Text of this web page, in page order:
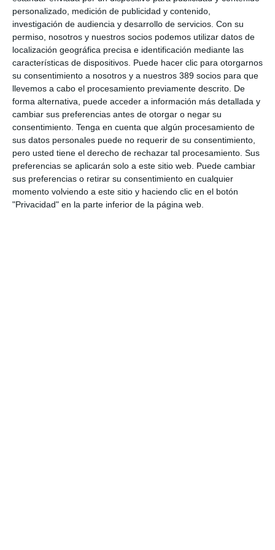
personalizado, medición de publicidad y contenido,
investigación de audiencia y desarrollo de servicios. Con su
permiso, nosotros y nuestros socios podemos utilizar datos de
localización geográfica precisa e identificación mediante las
características de dispositivos. Puede hacer clic para otorgarnos
su consentimiento a nosotros y a nuestros 389 socios para que
llevemos a cabo el procesamiento previamente descrito. De
forma alternativa, puede acceder a información más detallada y
cambiar sus preferencias antes de otorgar o negar su
consentimiento. Tenga en cuenta que algún procesamiento de
sus datos personales puede no requerir de su consentimiento,
pero usted tiene el derecho de rechazar tal procesamiento. Sus
preferencias se aplicarán solo a este sitio web. Puede cambiar
sus preferencias o retirar su consentimiento en cualquier
momento volviendo a este sitio y haciendo clic en el botón
"Privacidad" en la parte inferior de la página web.
Si quiere recibir diariamente y GRATIS noticias como
esta, pinche aquí
LO ÚLTIMO
Reale asegura la 72ª edición del Festival Internacional de Teatro
Clásico de Mérida
Aún quedan reglamentos pendientes para completar la Ley
5/2025 del seguro obligatorio
Swiss Re aumenta su beneficio neto un 9% hasta los 2.800
millones de dólares en el primer semestre
Avanza: "El seguro continúa canalizando el ahorro de las
familias"